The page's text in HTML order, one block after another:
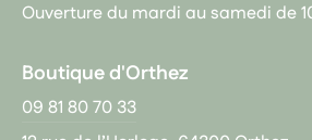
Ouverture du mardi au samedi de
Boutique d'Orthez
09 81 80 70 33